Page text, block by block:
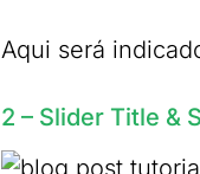
Aqui será
2 – Slider Title &